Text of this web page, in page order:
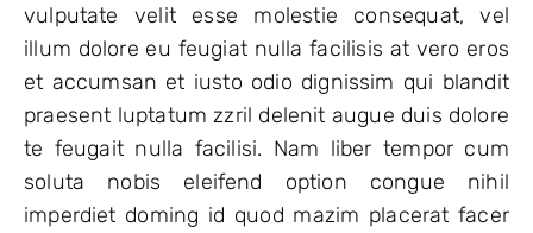
vulputate velit esse molestie consequat, vel
illum dolore eu feugiat nulla facilisis at vero eros
et accumsan et iusto odio dignissim qui blandit
praesent luptatum zzril delenit augue duis dolore
te feugait nulla facilisi. Nam liber tempor cum
soluta nobis eleifend option congue nihil
imperdiet doming id quod mazim placerat facer